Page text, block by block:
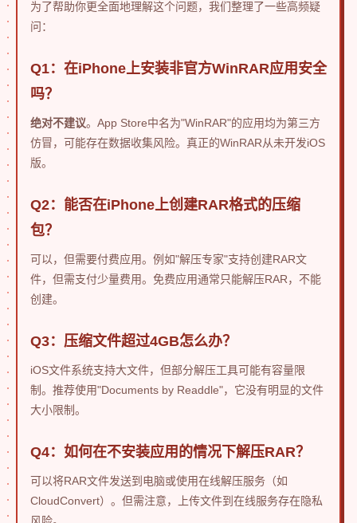
为了帮助你更全面地理解这个问题，我们整理了一些高频疑
问：
Q1：在iPhone上安装非官方WinRAR应用安全
吗？
绝对不建议。App Store中名为"WinRAR"的应用均为第三方
仿冒，可能存在数据收集风险。真正的WinRAR从未开发iOS
版。
Q2：能否在iPhone上创建RAR格式的压缩
包？
可以，但需要付费应用。例如"解压专家"支持创建RAR文
件，但需支付少量费用。免费应用通常只能解压RAR，不能
创建。
Q3：压缩文件超过4GB怎么办？
iOS文件系统支持大文件，但部分解压工具可能有容量限
制。推荐使用"Documents by Readdle"，它没有明显的文件
大小限制。
Q4：如何在不安装应用的情况下解压RAR？
可以将RAR文件发送到电脑或使用在线解压服务（如
CloudConvert）。但需注意，上传文件到在线服务存在隐私